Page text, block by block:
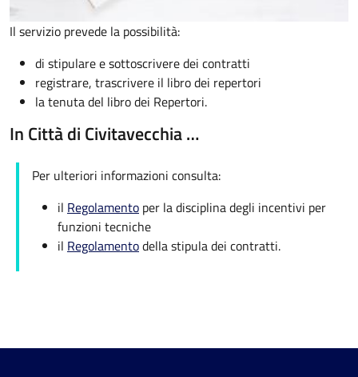
Il servizio prevede la possibilità:
di stipulare e sottoscrivere dei contratti
registrare, trascrivere il libro dei repertori
la tenuta del libro dei Repertori.
In Città di Civitavecchia …
Per ulteriori informazioni consulta:
il Regolamento per la disciplina degli incentivi per
funzioni tecniche
il Regolamentodella stipula dei contratti.